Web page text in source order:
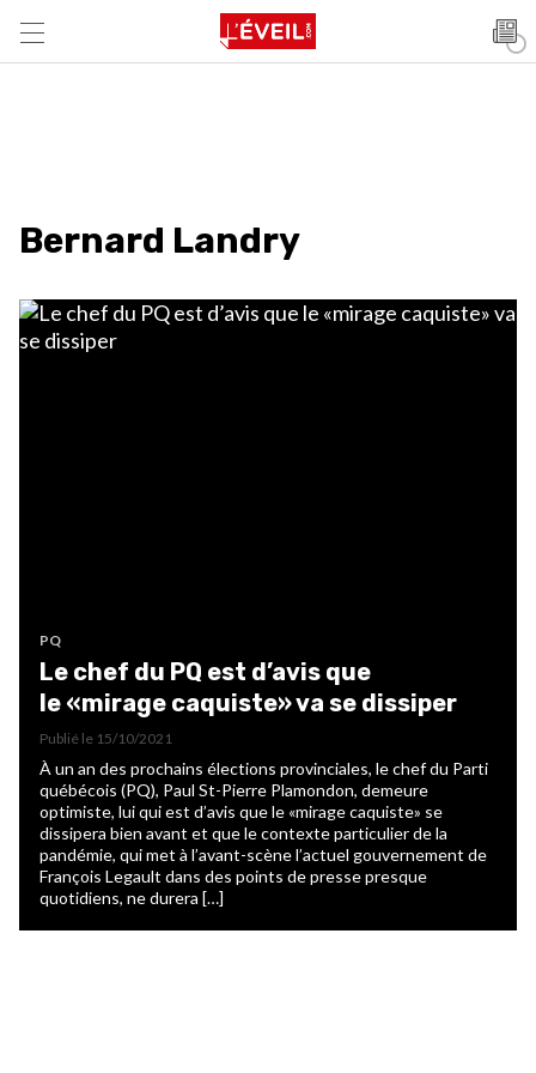
Bernard Landry
PQ
Le chef du PQ est d’avis que
le «mirage caquiste» va se dissiper
Publié le 15/10/2021
À un an des prochains élections provinciales, le chef du Parti
québécois (PQ), Paul St-Pierre Plamondon, demeure
optimiste, lui qui est d’avis que le «mirage caquiste» se
dissipera bien avant et que le contexte particulier de la
pandémie, qui met à l’avant-scène l’actuel gouvernement de
François Legault dans des points de presse presque
quotidiens, ne durera […]